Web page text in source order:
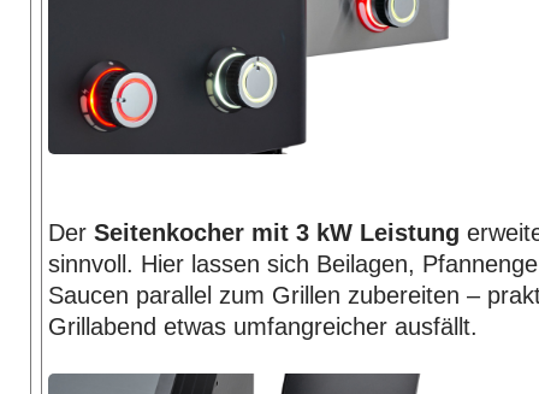
Der Seitenkocher mit 3 kW Leistung
sinnvoll. Hier lassen sich Beilagen,
Saucen parallel zum Grillen zubereiten –
Grillabend etwas umfangreicher ausfällt.